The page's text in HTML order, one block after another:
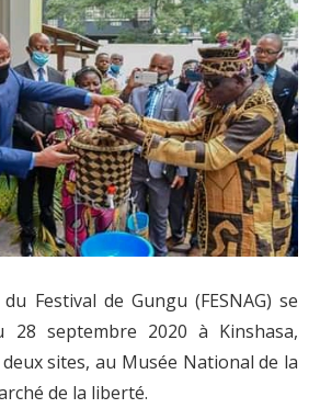
Festival de Gungu (FESNAG) se
septembre 2020 à Kinshasa,
sites, au Musée National de la
de la liberté.